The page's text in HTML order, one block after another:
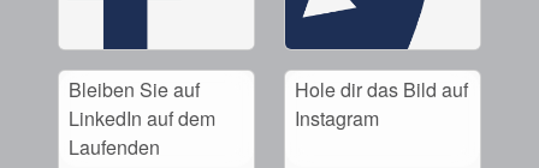
Bleiben Sie auf
LinkedIn auf dem
Laufenden
Hole dir das Bild auf
Instagram